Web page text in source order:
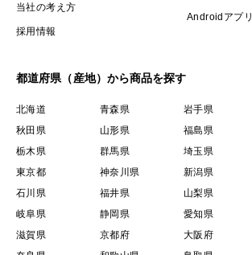
当社の考え方
採用情報
Androidアプリ
都道府県（産地）から商品を探す
北海道 青森県 岩手県
秋田県
山形県 福島県
栃木県
群馬県 埼玉県
東京都
神奈川県 新潟県
石川県
福井県 山梨県
岐阜県
静岡県 愛知県
滋賀県
京都府 大阪府